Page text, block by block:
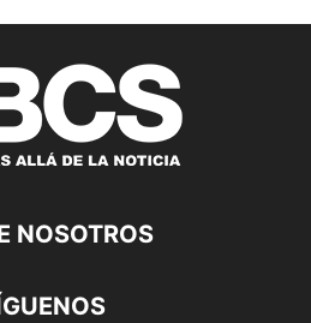
NOSOTROS